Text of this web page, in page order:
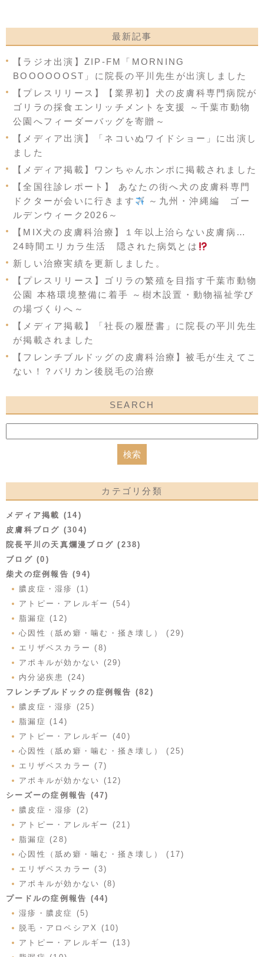
最新記事
【ラジオ出演】ZIP-FM「MORNING
BOOOOOOST」に院長の平川先生が出演しました
【プレスリリース】【業界初】犬の皮膚科専門病院が
ゴリラの採食エンリッチメントを支援 ～千葉市動物
公園へフィーダーバッグを寄贈～
【メディア出演】「ネコいぬワイドショー」に出演し
ました
【メディア掲載】ワンちゃんホンポに掲載されました
【全国往診レポート】 あなたの街へ犬の皮膚科専門
ドクターが会いに行きます
～九州・沖縄編 ゴー
ルデンウィーク2026～
【MIX犬の皮膚科治療】１年以上治らない皮膚病…
24時間エリカラ生活 隠された病気とは
新しい治療実績を更新しました。
【プレスリリース】ゴリラの繁殖を目指す千葉市動物
公園 本格環境整備に着手 ～樹木設置・動物福祉学び
の場づくりへ～
【メディア掲載】「社長の履歴書」に院長の平川先生
が掲載されました
【フレンチブルドッグの皮膚科治療】被毛が生えてこ
ない！？バリカン後脱毛の治療
SEARCH
カテゴリ分類
メディア掲載 (14)
皮膚科ブログ (304)
院長平川の天真爛漫ブログ (238)
ブログ (0)
柴犬の症例報告 (94)
膿皮症・湿疹 (1)
アトピー・アレルギー (54)
脂漏症 (12)
心因性（舐め癖・噛む・掻き壊し） (29)
エリザベスカラー (8)
アポキルが効かない (29)
内分泌疾患 (24)
フレンチブルドックの症例報告 (82)
膿皮症・湿疹 (25)
脂漏症 (14)
アトピー・アレルギー (40)
心因性（舐め癖・噛む・掻き壊し） (25)
エリザベスカラー (7)
アポキルが効かない (12)
シーズーの症例報告 (47)
膿皮症・湿疹 (2)
アトピー・アレルギー (21)
脂漏症 (28)
心因性（舐め癖・噛む・掻き壊し） (17)
エリザベスカラー (3)
アポキルが効かない (8)
プードルの症例報告 (44)
湿疹・膿皮症 (5)
脱毛・アロペシアX (10)
アトピー・アレルギー (13)